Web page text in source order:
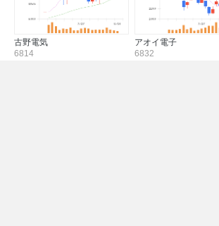
古野電気
6814
アオイ電子
6832